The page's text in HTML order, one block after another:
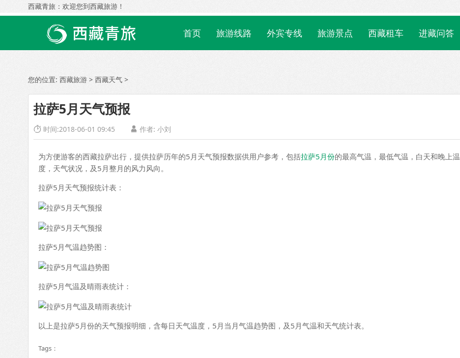
西藏青旅：欢迎您到西藏旅游！
首页 旅游线路 外宾专线 旅游景点 西藏租车 进藏问答
您的位置: 西藏旅游 > 西藏天气 >
拉萨5月天气预报
 时间:2018-06-01 09:45  作者: 小刘
为方便游客的西藏拉萨出行，提供拉萨历年的5月天气预报数据供用户参考，包括拉萨5月份的最高气温，最低气温，白天和晚上温
度，天气状况，及5月整月的风力风向。
拉萨5月天气预报统计表：
拉萨5月气温趋势图：
拉萨5月气温及晴雨表统计：
以上是拉萨5月份的天气预报明细，含每日天气温度，5月当月气温趋势图，及5月气温和天气统计表。
Tags：